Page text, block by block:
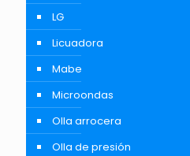
LG
Licuadora
Mabe
Microondas
Olla arrocera
Olla de presión